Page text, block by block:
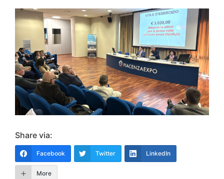
Share via:
Facebook Twitter LinkedIn
More